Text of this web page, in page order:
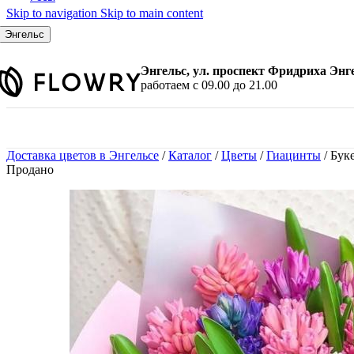
Skip to navigation Skip to main content
Энгельс
Энгельс, ул. проспект Фридриха
работаем с 09.00 до 21.00
По количеству
15 шт.
21 шт.
35 шт.
45 шт.
101 шт.
По цвету
Красные розы
Белые розы
Розовые розы
Желтые розы
Малиновые розы
Синие розы
Черные розы
Доставка цветов в Энгельсе / Каталог / Цветы / Гиацинты /
Продано